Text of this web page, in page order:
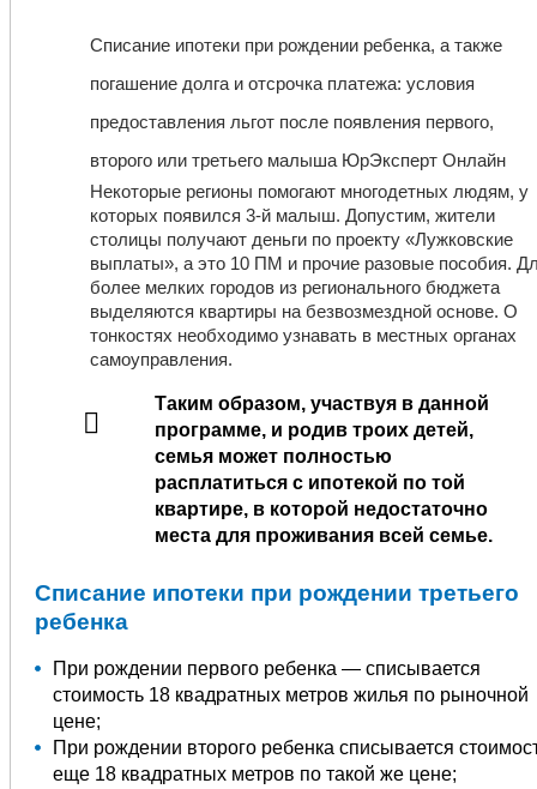
Списание ипотеки при рождении ребенка, а также
погашение долга и отсрочка платежа: условия
предоставления льгот после появления первого,
второго или третьего малыша ЮрЭксперт Онлайн
Некоторые регионы помогают многодетных людям, у
которых появился 3-й малыш. Допустим, жители
столицы получают деньги по проекту «Лужковские
выплаты», а это 10 ПМ и прочие разовые пособия.
более мелких городов из регионального бюджета
выделяются квартиры на безвозмездной основе. О
тонкостях необходимо узнавать в местных органах
самоуправления.
Таким образом, участвуя в данной
программе, и родив троих детей,
семья может полностью
расплатиться с ипотекой по той
квартире, в которой недостаточно
места для проживания всей семье.
Списание ипотеки при рождении третьего
ребенка
При рождении первого ребенка — списывается
стоимость 18 квадратных метров жилья по рыночной
цене;
При рождении второго ребенка списывается
еще 18 квадратных метров по такой же цене;